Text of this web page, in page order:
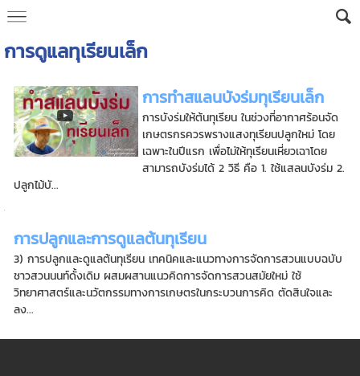
การดูแลทุเรียนเล็ก
การทำสแลนบังร่มทุเรียนเล็ก
การบังร่มให้ต้นทุเรียน ในช่วงที่อากาศร้อนจัด
เกษตรกรควรพรางแสงทุเรียนปลูกใหม่ โดย
เฉพาะในปีแรก เพื่อไม่ให้ทุเรียนเหี่ยวเฉาโดย
สามารถบังร่มได้ 2 วิธี คือ 1. ใช้แสลนบังร่ม 2.
ปลูกไม้บั...
การปลูกและการดูแลต้นทุเรียน
3) การปลูกและดูแลต้นทุเรียน เทคนิคและแนวทางการจัดการสวนแบบฉบับ
ชาวสวนนนท์ดั้งเดิม ผสมผสานแนวคิดการจัดการสวนสมัยใหม่ ใช้
วิทยาศาสตร์และนวัตกรรมทางการเกษตรในกระบวนการคิด ตัดสินใจและ
ลง...